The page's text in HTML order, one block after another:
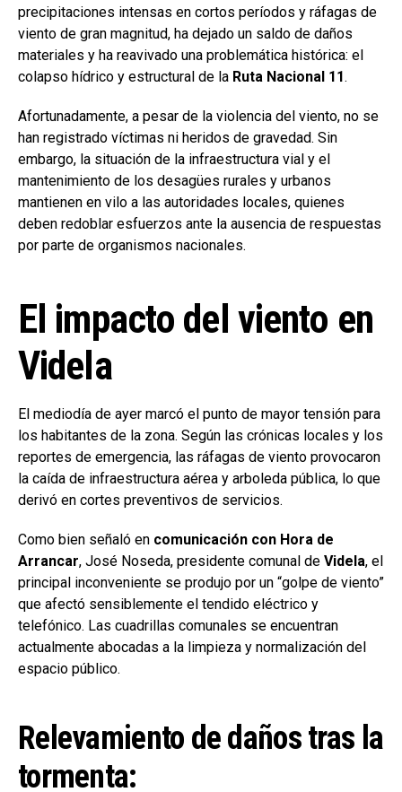
precipitaciones intensas en cortos períodos y ráfagas de
viento de gran magnitud, ha dejado un saldo de daños
materiales y ha reavivado una problemática histórica: el
colapso hídrico y estructural de la Ruta Nacional 11.
Afortunadamente, a pesar de la violencia del viento, no se
han registrado víctimas ni heridos de gravedad. Sin
embargo, la situación de la infraestructura vial y el
mantenimiento de los desagües rurales y urbanos
mantienen en vilo a las autoridades locales, quienes
deben redoblar esfuerzos ante la ausencia de respuestas
por parte de organismos nacionales.
El impacto del viento en
Videla
El mediodía de ayer marcó el punto de mayor tensión para
los habitantes de la zona. Según las crónicas locales y los
reportes de emergencia, las ráfagas de viento provocaron
la caída de infraestructura aérea y arboleda pública, lo que
derivó en cortes preventivos de servicios.
Como bien señaló en comunicación con Hora de
Arrancar, José Noseda, presidente comunal de Videla, el
principal inconveniente se produjo por un “golpe de viento”
que afectó sensiblemente el tendido eléctrico y
telefónico. Las cuadrillas comunales se encuentran
actualmente abocadas a la limpieza y normalización del
espacio público.
Relevamiento de daños tras la
tormenta: